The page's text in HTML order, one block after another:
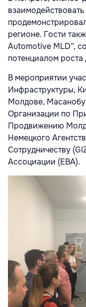
регионе. Гости
Automotive MLD”,
потенциалом роста
В мероприятии
Инфраструктуры,
Молдове,
Организации по
Продвижению
Немецкого
Сотрудничеству
Ассоциации (EBA).